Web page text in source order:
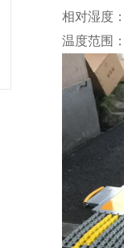
相对湿度
温度范围